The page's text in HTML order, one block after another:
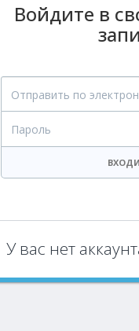
Войдите в
Отправить по электронной
У вас нет